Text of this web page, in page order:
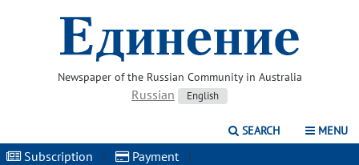
Newspaper of the Russian Community in Australia
Russian English
SEARCH MENU
Subscription | Payment |